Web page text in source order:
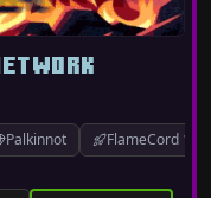
Palkinnot FlameCord